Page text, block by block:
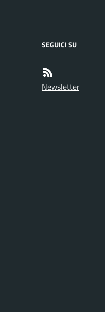
SEGUICI SU
Newsletter